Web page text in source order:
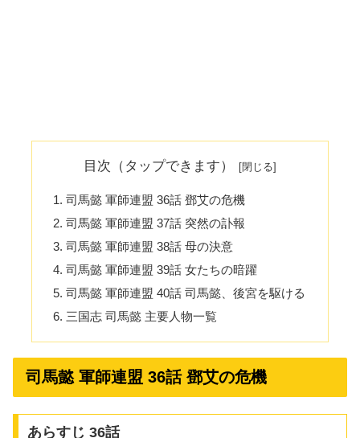
目次（タップできます）
司馬懿 軍師連盟 36話 鄧艾の危機
司馬懿 軍師連盟 37話 突然の訃報
司馬懿 軍師連盟 38話 母の決意
司馬懿 軍師連盟 39話 女たちの暗躍
司馬懿 軍師連盟 40話 司馬懿、後宮を駆ける
三国志 司馬懿 主要人物一覧
司馬懿 軍師連盟 36話 鄧艾の危機
あらすじ 36話